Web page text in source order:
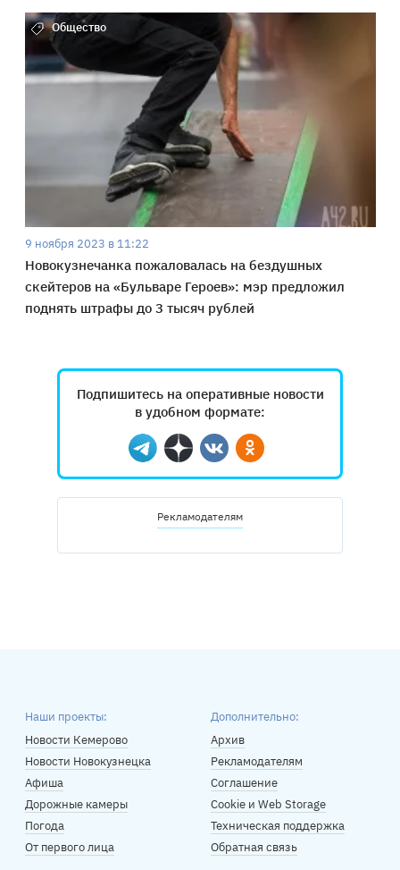
Общество
9 ноября 2023 в 11:22
Новокузнечанка пожаловалась на бездушных
скейтеров на «Бульваре Героев»: мэр предложил
поднять штрафы до 3 тысяч рублей
Подпишитесь на оперативные новости
в удобном формате:
Telegram
ДзенВконтактеОдноклассники
Рекламодателям
Наши проекты:
Новости Кемерово
Новости Новокузнецка
Афиша
Дорожные камеры
Погода
От первого лица
Дополнительно:
Архив
Рекламодателям
Соглашение
Cookie и Web Storage
Техническая поддержка
Обратная связь